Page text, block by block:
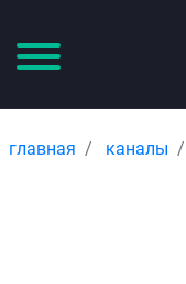
главная каналы